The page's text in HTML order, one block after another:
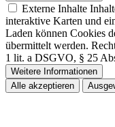
Externe Inhalte
interaktive Karten und
Laden können Cookies
übermittelt werden.
1 lit. a DSGVO, § 25
Weitere Informationen
Alle akzeptieren